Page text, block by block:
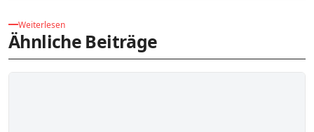
Weiterlesen
Ähnliche Beiträge